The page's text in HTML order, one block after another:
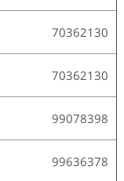
70362130
70362130
99078398
99636378